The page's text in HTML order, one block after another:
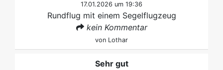
17.01.2026 um 19:36
Rundflug mit einem Segelflugzeug
kein Kommentar
von Lothar
Sehr gut